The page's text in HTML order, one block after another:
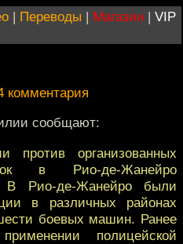
| Переводы | Магазин | VIP
комментария
сообщают:
против организованных
в Рио-де-Жанейро
В Рио-де-Жанейро были
в различных районах
боевых машин. Ранее
полицейской